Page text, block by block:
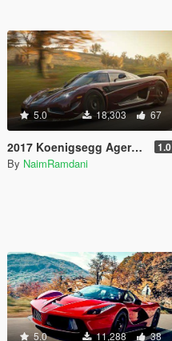
5.0 18,303 67
2017 Koenigsegg Agera RS Handling and Sounds 1.0
By NaimRamdani
5.0 11,288 38